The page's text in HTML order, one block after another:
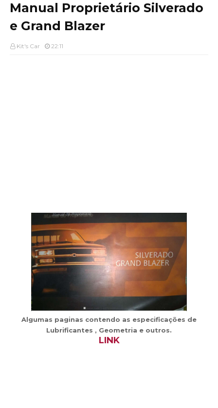
Manual Proprietário Silverado
e Grand Blazer
Kit's Car 22:11
Algumas paginas contendo as especificações de
Lubrificantes , Geometria e outros.
LINK